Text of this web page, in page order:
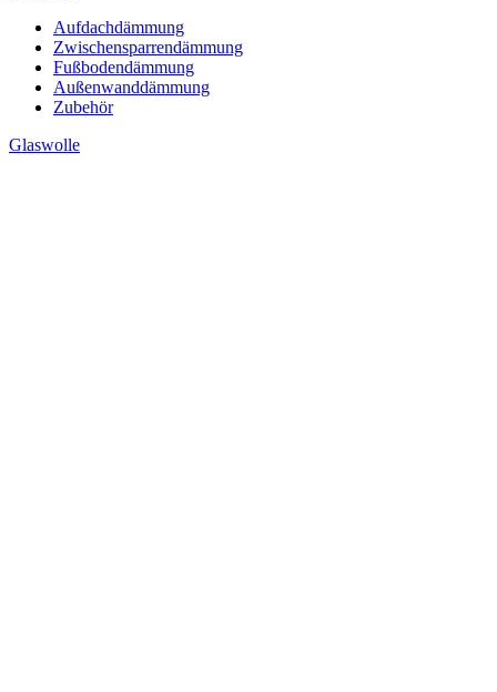
Aufdachdämmung
Zwischensparrendämmung
Fußbodendämmung
Außenwanddämmung
Zubehör
Glaswolle